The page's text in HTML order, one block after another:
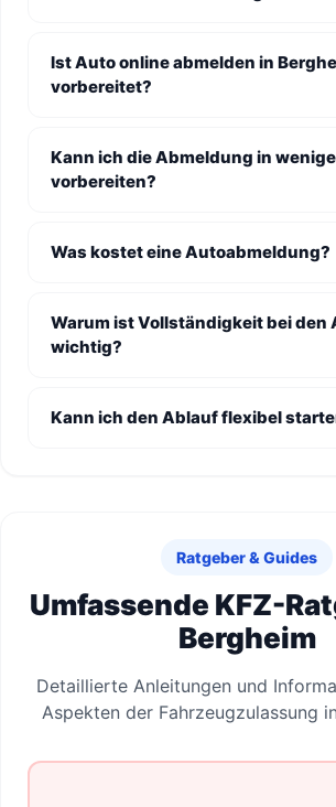
Ist Auto online abmelden in
vorbereitet?
Kann ich die Abmeldung in
vorbereiten?
Was kostet eine Autoabmeldung?
Warum ist Vollständigkeit bei den
wichtig?
Kann ich den Ablauf flexibel
Ratgeber & Guides
Umfassende KFZ-
Bergheim
Detaillierte Anleitungen und
Aspekten der Fahrzeugzulassung